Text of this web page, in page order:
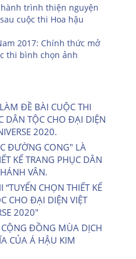
trình thiện nguyện
cuộc thi Hoa hậu
2017: Chính thức mở
thi bình chọn ảnh
ĐỀ BÀI CUỘC THI
DÂN TỘC CHO ĐẠI DIỆN
2020.
ĐƯỜNG CONG" LÀ
KẾ TRANG PHỤC DÂN
VÂN.
CHỌN THIẾT KẾ
CHO ĐẠI DIỆN VIỆT
2020″
ĐỒNG MÙA DỊCH
CỦA Á HẬU KIM